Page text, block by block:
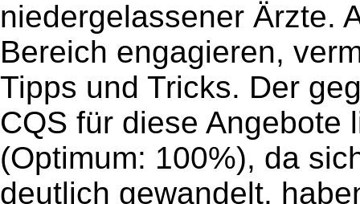
niedergelassener Ärzte.
Bereich engagieren,
Tipps und Tricks. Der
CQS für diese Angebote
(Optimum: 100%), da
deutlich gewandelt,